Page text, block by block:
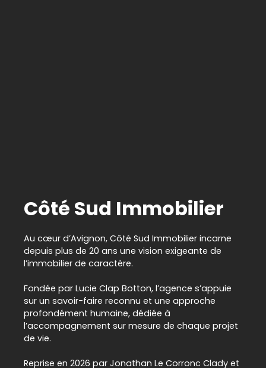
Côté Sud Immobilier
Au cœur d’Avignon, Côté Sud Immobilier incarne
depuis plus de 20 ans une vision exigeante de
l’immobilier de caractère.
Fondée par Lucie Clap Botton, l’agence s’appuie
sur un savoir-faire reconnu et une approche
profondément humaine, dédiée à
l’accompagnement sur mesure de chaque projet
de vie.
Reprise en 2026 par Jonathan Le Corronc Clady et